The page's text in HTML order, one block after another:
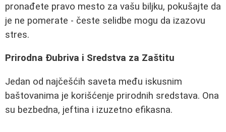
pronađete pravo mesto za vašu biljku, pokušajte da
je ne pomerate - česte selidbe mogu da izazovu
stres.
Prirodna Đubriva i Sredstva za Zaštitu
Jedan od najčešćih saveta među iskusnim
baštovanima je korišćenje prirodnih sredstava. Ona
su bezbedna, jeftina i izuzetno efikasna.